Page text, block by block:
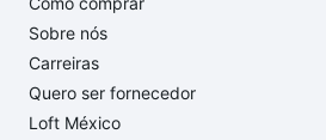
Sobre nós
Carreiras
Quero ser fornecedor
Loft México